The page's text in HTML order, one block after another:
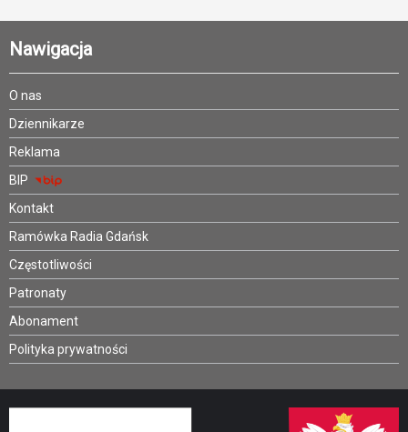
Nawigacja
O nas
Dziennikarze
Reklama
BIP
Kontakt
Ramówka Radia Gdańsk
Częstotliwości
Patronaty
Abonament
Polityka prywatności